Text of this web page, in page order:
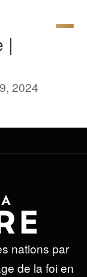
|
2024
nations par
de la foi en